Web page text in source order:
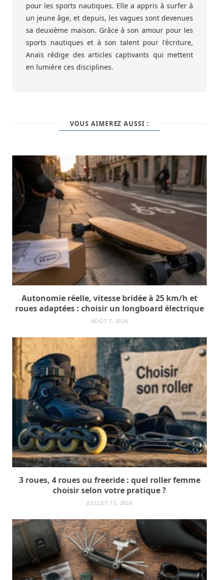
pour les sports nautiques. Elle a appris à surfer à
un jeune âge, et depuis, les vagues sont devenues
sa deuxième maison. Grâce à son amour pour les
sports nautiques et à son talent pour l'écriture,
Anaïs rédige des articles captivants qui mettent
en lumière ces disciplines.
VOUS AIMEREZ AUSSI :
Autonomie réelle, vitesse bridée à 25 km/h et
roues adaptées : choisir un longboard électrique
AOÛT 7, 2026
3 roues, 4 roues ou freeride : quel roller femme
choisir selon votre pratique ?
JUILLET 15, 2026